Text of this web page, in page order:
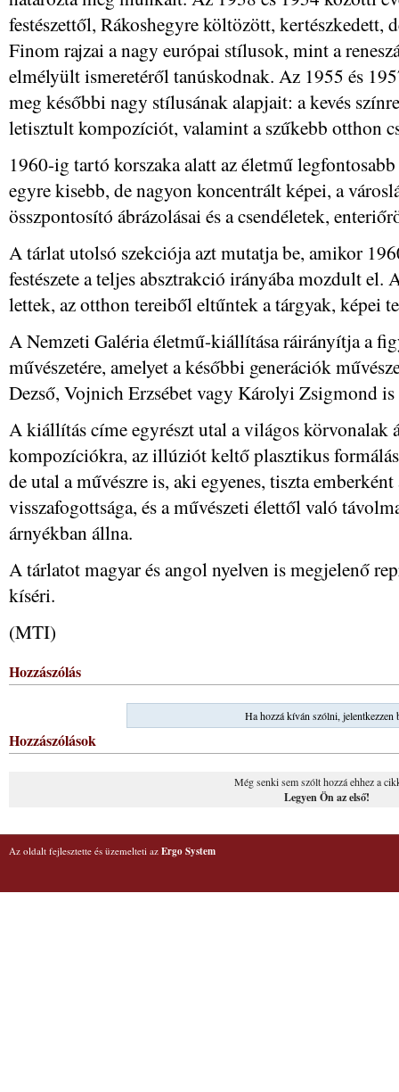
festészettől, Rákoshegyre költözött, kertészkedett,
Finom rajzai a nagy európai stílusok, mint a
elmélyült ismeretéről tanúskodnak. Az 1955 és
meg későbbi nagy stílusának alapjait: a kevés
letisztult kompozíciót, valamint a szűkebb otthon
1960-ig tartó korszaka alatt az életmű
egyre kisebb, de nagyon koncentrált képei, a
összpontosító ábrázolásai és a csendéletek,
A tárlat utolsó szekciója azt mutatja be, amikor
festészete a teljes absztrakció irányába mozdult el.
lettek, az otthon tereiből eltűntek a tárgyak, képei
A Nemzeti Galéria életmű-kiállítása ráirányítja a
művészetére, amelyet a későbbi generációk
Dezső, Vojnich Erzsébet vagy Károlyi Zsigmond is
A kiállítás címe egyrészt utal a világos körvonalak
kompozíciókra, az illúziót keltő plasztikus
de utal a művészre is, aki egyenes, tiszta
visszafogottsága, és a művészeti élettől való
árnyékban állna.
A tárlatot magyar és angol nyelven is megjelenő
kíséri.
(MTI)
Hozzászólás
Ha hozzá kíván szólni, jelentkezzen
Hozzászólások
Még senki sem szólt hozzá ehhez a
Legyen Ön az első!
Az oldalt fejlesztette és üzemelteti az Ergo System